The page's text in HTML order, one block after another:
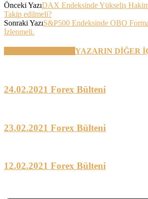
Önceki YazıDAX Endeksinde Yükseliş
Takip edilmeli?
Sonraki YazıS&P500 Endeksinde OBO
İzlenmeli.
YAZARIN DİĞER
24.02.2021 Forex Bülteni
23.02.2021 Forex Bülteni
12.02.2021 Forex Bülteni